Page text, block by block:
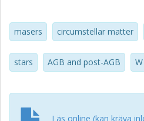
CO maser emission amplifying
an optical depth tau
predominantly amplifies the limb
3-2 absorption from the
CO maser velocity
variable component of high-
masers circumstellar matter
stars AGB and post-AGB
Läs online (kan kräva